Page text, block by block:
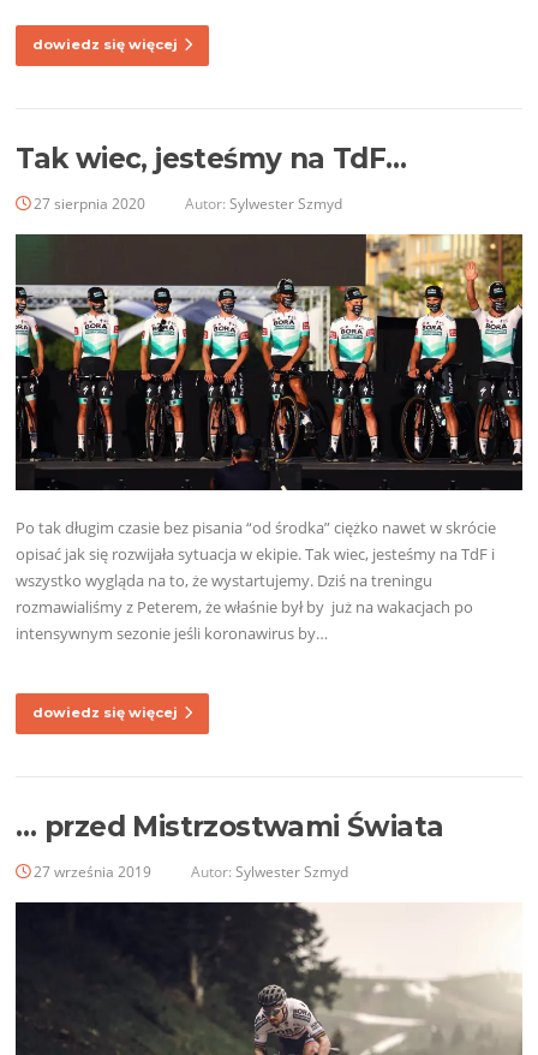
dowiedz się więcej
Tak wiec, jesteśmy na TdF…
27 sierpnia 2020 Autor:Sylwester Szmyd
Po tak długim czasie bez pisania “od środka” ciężko nawet w skrócie
opisać jak się rozwijała sytuacja w ekipie. Tak wiec, jesteśmy na TdF i
wszystko wygląda na to, że wystartujemy. Dziś na treningu
rozmawialiśmy z Peterem, że właśnie był by już na wakacjach po
intensywnym sezonie jeśli koronawirus by…
dowiedz się więcej
… przed Mistrzostwami Świata
27 września 2019 Autor:Sylwester Szmyd